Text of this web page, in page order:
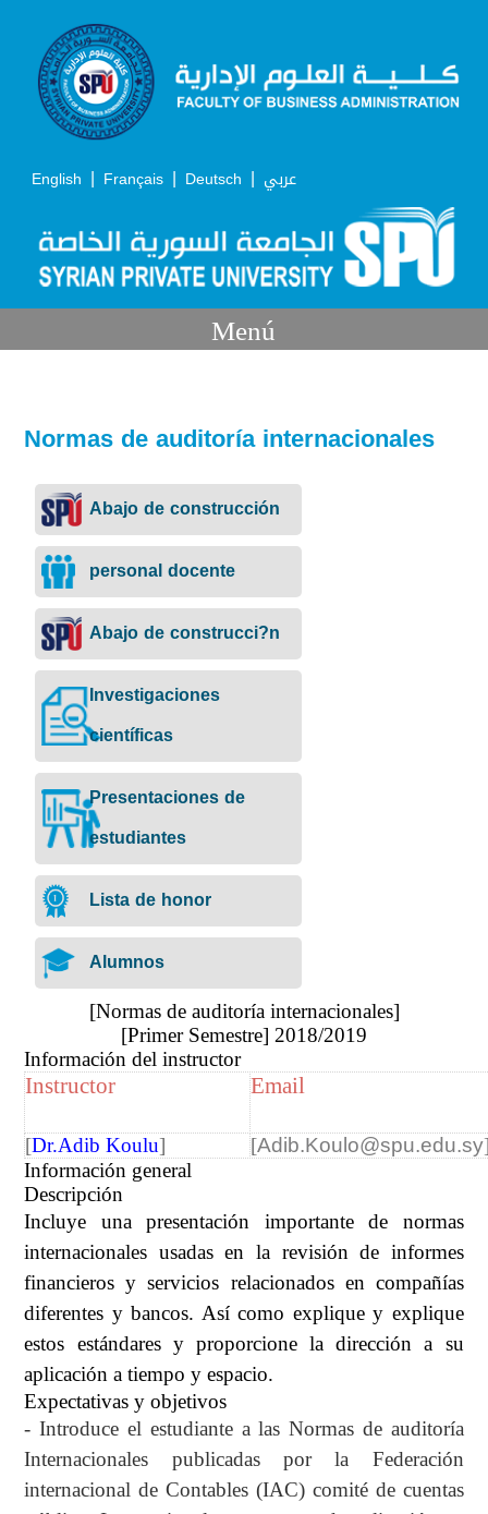
English | Français | Deutsch | عربي
Menú
Normas de auditoría internacionales
Abajo de construcción
personal docente
Abajo de construcci?n
Investigaciones
científicas
Presentaciones de
estudiantes
Lista de honor
Alumnos
[Normas de auditoría internacionales]
[Primer Semestre] 2018/2019
Información del instructor
Instructor Email
[Dr.Adib Koulu] [Adib.Koulo@spu.edu.sy
Información general
Descripción
Incluye una presentación importante de normas
internacionales usadas en la revisión de informes
financieros y servicios relacionados en compañías
diferentes y bancos. Así como explique y explique
estos estándares y proporcione la dirección a su
aplicación a tiempo y espacio.
Expectativas y objetivos
- Introduce el estudiante a las Normas de auditoría
Internacionales publicadas por la Federación
internacional de Contables (IAC) comité de cuentas